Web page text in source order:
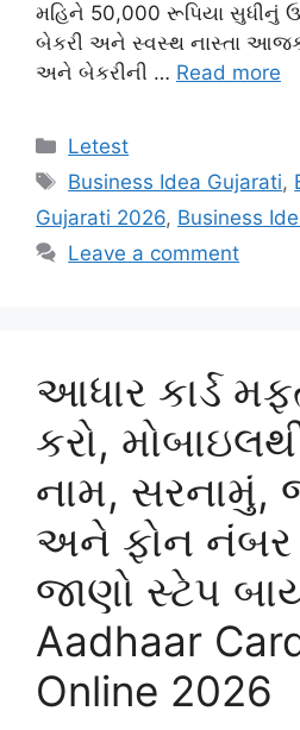
મહિને 50,000 રૂપિયા સુધીનું
બેકરી અને સ્વસ્થ નાસ્તા
અને બેકરીની … Read more
Categories
Letest
Tags
Business Idea Gujarati,
Gujarati 2026, Business
Leave a comment
આધાર કાર્ડ
કરો,
નામ, સરનામું,
અને ફોન નંબર
જાણો સ્ટેપ
Aadhaar
Online 2026